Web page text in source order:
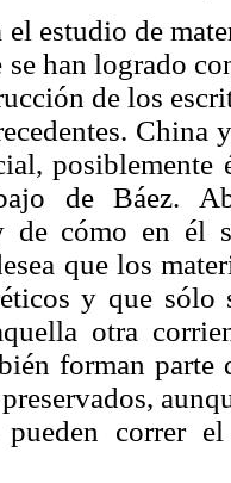
el estudio de
se han logrado
de los
China
posiblemente
de Báez.
de cómo en él
que los
y que
otra
forman
correr